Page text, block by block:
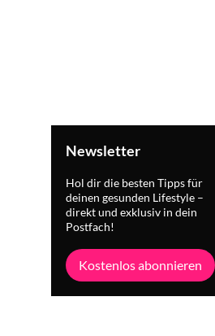
Newsletter
Hol dir die besten Tipps für
deinen gesunden Lifestyle –
direkt und exklusiv in dein
Postfach!
Kostenlos abonnieren